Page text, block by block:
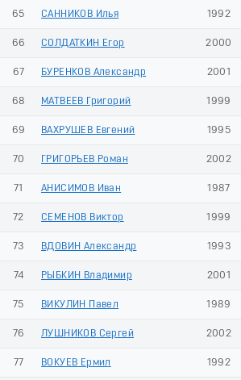
65 САННИКОВ Илья 1992
66 СОЛДАТКИН Егор 2000
67 БУРЕНКОВ Александр 2001
68 МАТВЕЕВ Григорий 1999
69 ВАХРУШЕВ Евгений 1995
70 ГРИГОРЬЕВ Роман 2002
71 АНИСИМОВ Иван 1987
72 СЕМЕНОВ Виктор 1999
73 ВДОВИН Александр 1993
74 РЫБКИН Владимир 2001
75 ВИКУЛИН Павел 1989
76 ЛУШНИКОВ Сергей 2002
77 ВОКУЕВ Ермил 1992